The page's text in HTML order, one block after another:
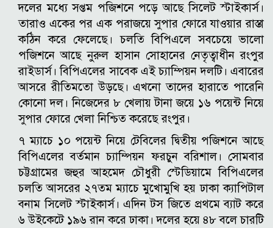
দলের মধ্যে সপ্তম পজিশনে পড়ে আছে সিলেট স্টাইকার্স।
তারাও একের পর এক পরাজয়ে সুপার ফোরে যাওয়ার রাস্তা
কঠিন করে ফেলেছে।চলতি বিপিএলে সবচেয়ে ভালো
পজিশনে আছে নুরুল হাসান সোহানের নেতৃত্বাধীন রংপুর
রাইডার্স। বিপিএলের সাবেক এই চ্যাম্পিয়ন দলটি। এবারের
আসরে রীতিমতো উড়ছে। এখনো তাদের হারাতে পারেনি
কোনো দল। নিজেদের ৮ খেলায় টানা জয়ে ১৬ পয়েন্ট নিয়ে
সুপার ফোরে খেলা নিশ্চিত করেছে রংপুর।
৭ ম্যাচে ১০ পয়েন্ট নিয়ে টেবিলের দ্বিতীয় পজিশনে আছে
বিপিএলের বর্তমান চ্যাম্পিয়ন ফরচুন বরিশাল। সোমবার
চট্টগ্রামের জহুর আহমেদ চৌধুরী স্টেডিয়ামে বিপিএলের
চলতি আসরের ২৭তম ম্যাচে মুখোমুখি হয় ঢাকা ক্যাপিটাল
বনাম সিলেট স্টাইকার্স।এদিন টস জিতে প্রথমে ব্যাট করে
৬ উইকেটে ১৯৬ রান করে ঢাকা। দলের হয়ে ৪৮ বলে চারটি